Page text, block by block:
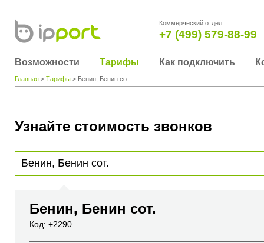
Коммерческий отдел:
+7 (499) 579-88-99
Возможности Тарифы Как подключить
Главная > Тарифы > Бенин, Бенин сот.
Узнайте стоимость звонков
Бенин, Бенин сот.
Код: +2290